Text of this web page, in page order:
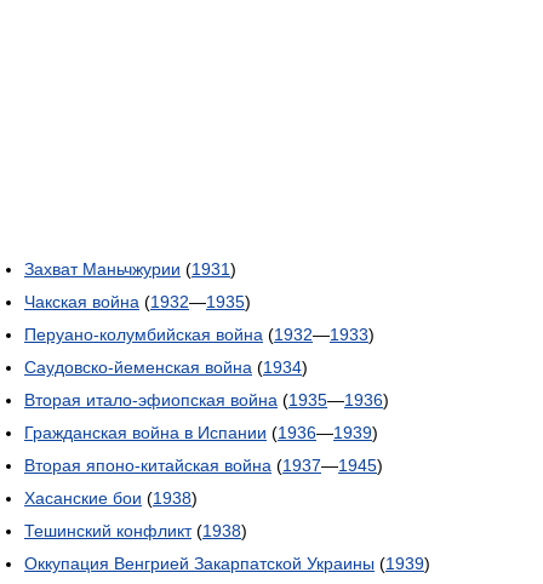
Захват Маньчжурии (1931)
Чакская война (1932—1935)
Перуано-колумбийская война (1932—1933)
Саудовско-йеменская война (1934)
Вторая итало-эфиопская война (1935—1936)
Гражданская война в Испании (1936—1939)
Вторая японо-китайская война (1937—1945)
Хасанские бои (1938)
Тешинский конфликт(1938)
Оккупация Венгрией Закарпатской Украины (1939)